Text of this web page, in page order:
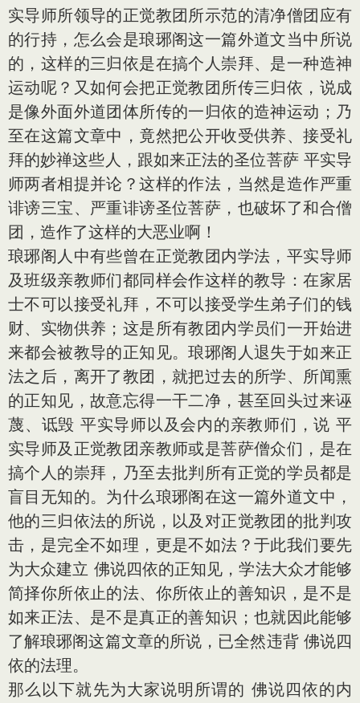
实导师所领导的正觉教团所示范的清净僧团应有
的行持，怎么会是琅琊阁这一篇外道文当中所说
的，这样的三归依是在搞个人崇拜、是一种造神
运动呢？又如何会把正觉教团所传三归依，说成
是像外面外道团体所传的一归依的造神运动；乃
至在这篇文章中，竟然把公开收受供养、接受礼
拜的妙禅这些人，跟如来正法的圣位菩萨 平实导
师两者相提并论？这样的作法，当然是造作严重
诽谤三宝、严重诽谤圣位菩萨，也破坏了和合僧
团，造作了这样的大恶业啊！
琅琊阁人中有些曾在正觉教团内学法，平实导师
及班级亲教师们都同样会作这样的教导：在家居
士不可以接受礼拜，不可以接受学生弟子们的钱
财、实物供养；这是所有教团内学员们一开始进
来都会被教导的正知见。琅琊阁人退失于如来正
法之后，离开了教团，就把过去的所学、所闻熏
的正知见，故意忘得一干二净，甚至回头过来诬
蔑、诋毁 平实导师以及会内的亲教师们，说 平
实导师及正觉教团亲教师或是菩萨僧众们，是在
搞个人的崇拜，乃至去批判所有正觉的学员都是
盲目无知的。为什么琅琊阁在这一篇外道文中，
他的三归依法的所说，以及对正觉教团的批判攻
击，是完全不如理，更是不如法？于此我们要先
为大众建立 佛说四依的正知见，学法大众才能够
简择你所依止的法、你所依止的善知识，是不是
如来正法、是不是真正的善知识；也就因此能够
了解琅琊阁这篇文章的所说，已全然违背 佛说四
依的法理。
那么以下就先为大家说明所谓的 佛说四依的内